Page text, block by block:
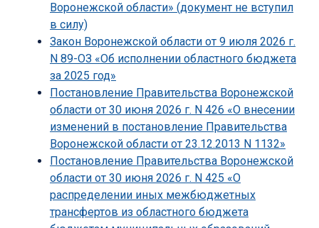
Воронежской области» (документ не вступил
в силу)
Закон Воронежской области от 9 июля 2026 г.
N 89-ОЗ «Об исполнении областного бюджета
за 2025 год»
Постановление Правительства Воронежской
области от 30 июня 2026 г. N 426 «О внесении
изменений в постановление Правительства
Воронежской области от 23.12.2013 N 1132»
Постановление Правительства Воронежской
области от 30 июня 2026 г. N 425 «О
распределении иных межбюджетных
трансфертов из областного бюджета